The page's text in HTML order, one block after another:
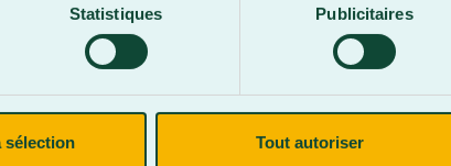
Statistiques Publicitaires
sélection Tout autoriser